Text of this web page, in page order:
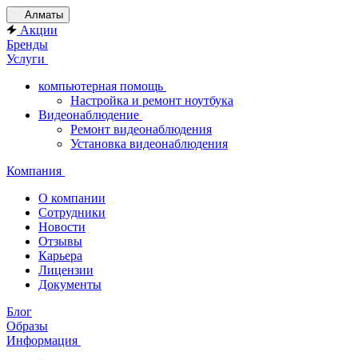
Алматы
Акции
Бренды
Услуги
компьютерная помощь
Настройка и ремонт ноутбука
Видеонаблюдение
Ремонт видеонаблюдения
Установка видеонаблюдения
Компания
О компании
Сотрудники
Новости
Отзывы
Карьера
Лицензии
Документы
Блог
Образы
Информация